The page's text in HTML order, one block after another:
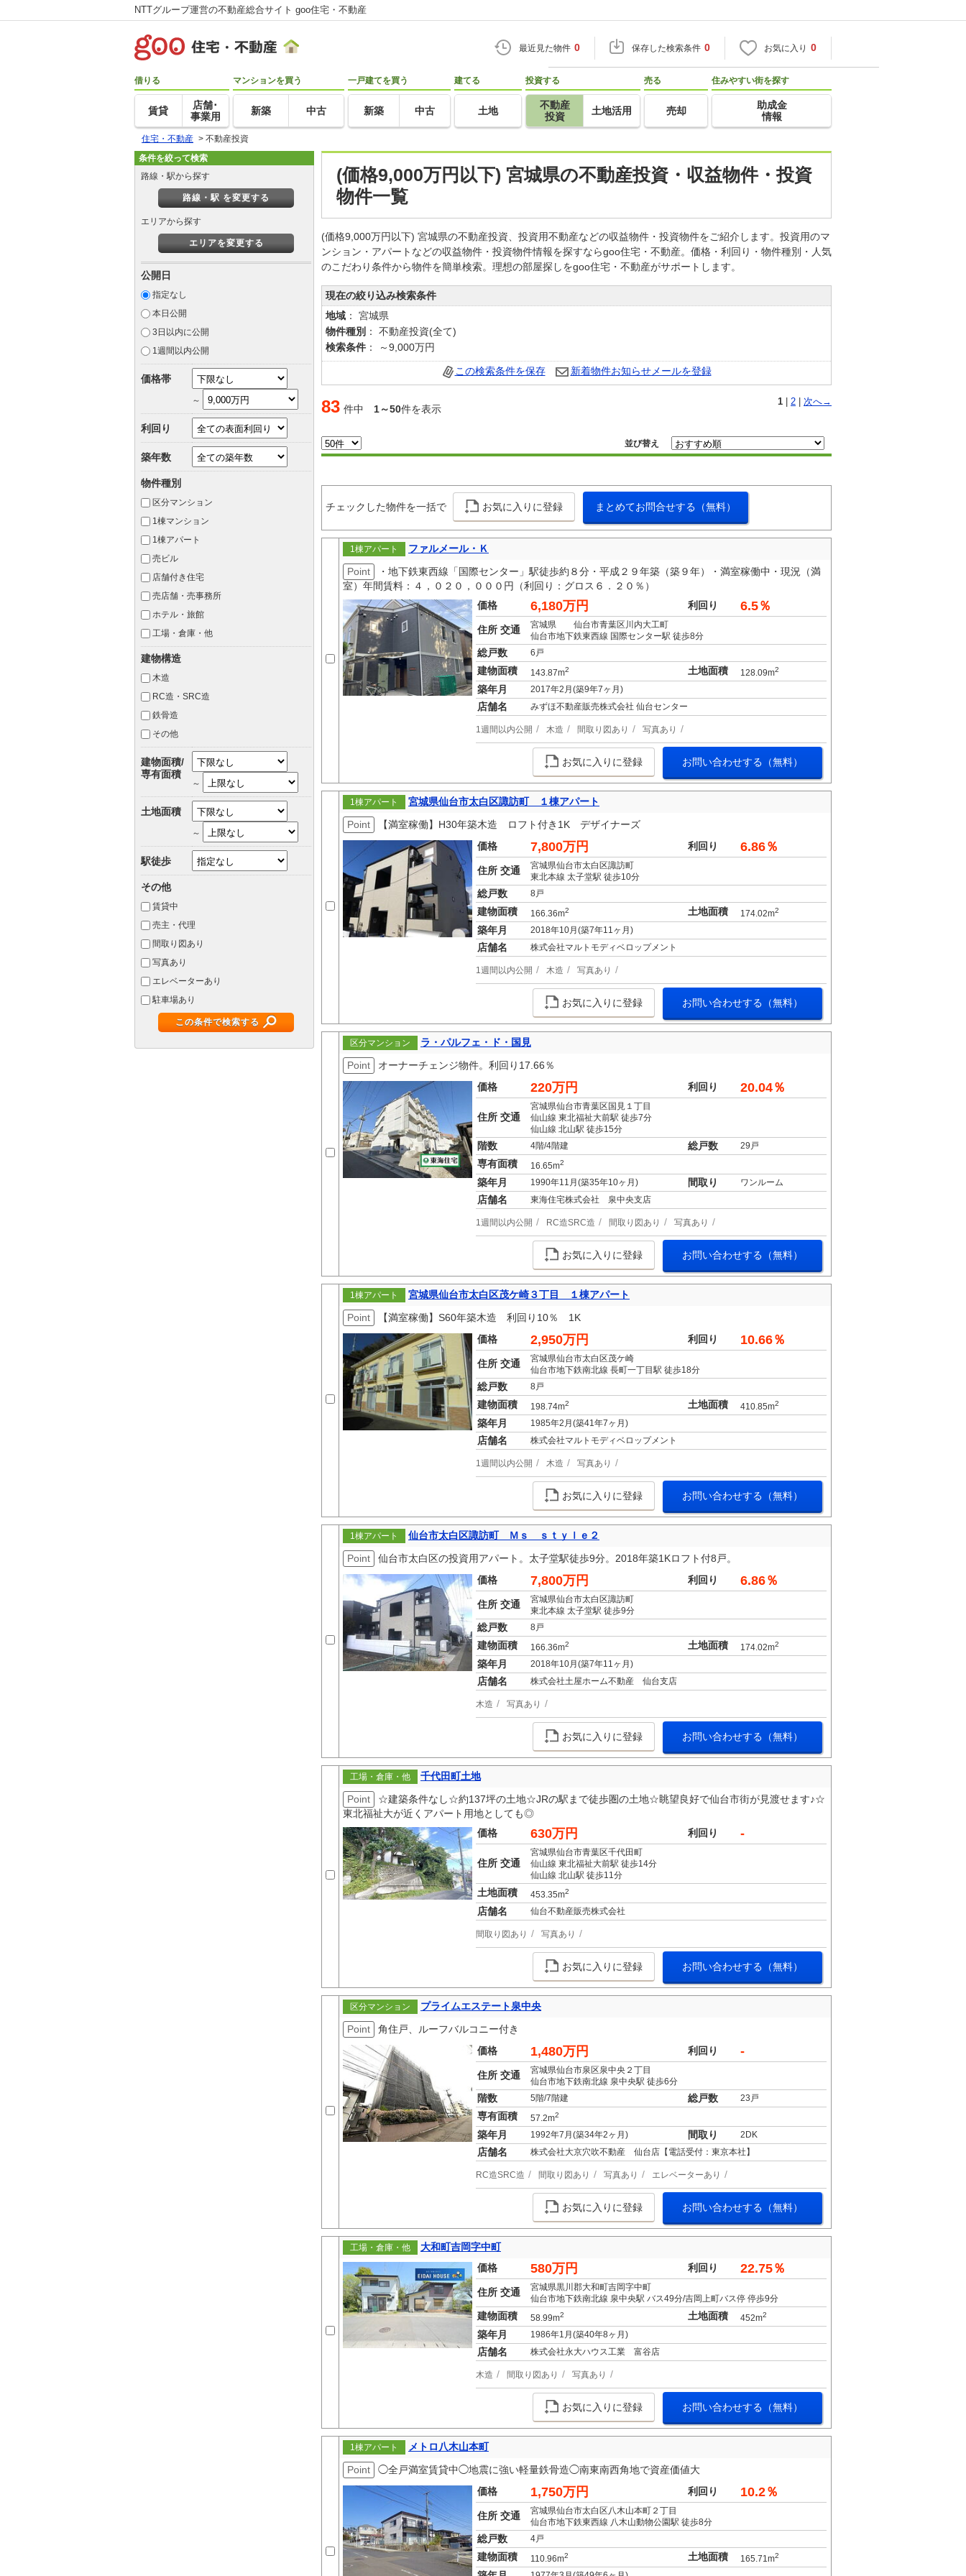
NTTグループ運営の不動産総合サイト goo住宅・不動産
最近見た物件 0 保存した検索条件 0 お気に入り 0
借りる
賃貸
店舗･
事業用
マンションを買う
新築 中古
一戸建てを買う
新築 中古
建てる
土地
投資する
不動産
投資
土地活用
売る
売却
住みやすい街を探す
助成金
情報
住宅・不動産 > 不動産投資
(価格9,000万円以下) 宮城県の不動産投資・収益物件・投資
物件一覧
(価格9,000万円以下) 宮城県の不動産投資、投資用不動産などの収益物件・投資物件をご紹介します。投資用のマ
ンション・アパートなどの収益物件・投資物件情報を探すならgoo住宅・不動産。価格・利回り・物件種別・人気
のこだわり条件から物件を簡単検索。理想の部屋探しをgoo住宅・不動産がサポートします。
現在の絞り込み検索条件
地域 ： 宮城県
物件種別 ： 不動産投資(全て)
検索条件 ： ～9,000万円
この検索条件を保存 新着物件お知らせメールを登録
83 件中 1～50件を表示
1 2 次へ→
並び替え
チェックした物件を一括で お気に入りに登録 まとめてお問合せする（無料）
1棟アパート
ファルメール・Ｋ
Point
・地下鉄東西線「国際センター」駅徒歩約８分・平成２９年築（築９年）・満室稼働中・現況（満
室）年間賃料：４，０２０，０００円（利回り：グロス６．２０％）
価格
6,180万円 利回り 6.5％
住所 交通
宮城県 仙台市青葉区川内大工町
仙台市地下鉄東西線 国際センター駅 徒歩8分
総戸数 6戸
建物面積 143.87m2 土地面積 128.09m2
築年月 2017年2月(築9年7ヶ月)
店舗名 みずほ不動産販売株式会社 仙台センター
1週間以内公開 木造 間取り図あり 写真あり
お気に入りに登録 お問い合わせする（無料）
1棟アパート
宮城県仙台市太白区諏訪町 １棟アパート
Point
【満室稼働】H30年築木造 ロフト付き1K デザイナーズ
価格
7,800万円 利回り 6.86％
住所 交通
宮城県仙台市太白区諏訪町
東北本線 太子堂駅 徒歩10分
総戸数 8戸
建物面積 166.36m2 土地面積 174.02m2
築年月 2018年10月(築7年11ヶ月)
店舗名 株式会社マルトモディベロップメント
1週間以内公開 木造 写真あり
お気に入りに登録 お問い合わせする（無料）
区分マンション
ラ・パルフェ・ド・国見
Point
オーナーチェンジ物件。利回り17.66％
価格
220万円 利回り 20.04％
住所 交通
宮城県仙台市青葉区国見１丁目
仙山線 東北福祉大前駅 徒歩7分
仙山線 北山駅 徒歩15分
階数 4階/4階建 総戸数 29戸
専有面積 16.65m2
築年月 1990年11月(築35年10ヶ月) 間取り ワンルーム
店舗名 東海住宅株式会社 泉中央支店
1週間以内公開 RC造SRC造 間取り図あり 写真あり
お気に入りに登録 お問い合わせする（無料）
1棟アパート
宮城県仙台市太白区茂ケ崎３丁目 １棟アパート
Point
【満室稼働】S60年築木造 利回り10％ 1K
価格
2,950万円 利回り 10.66％
住所 交通
宮城県仙台市太白区茂ケ崎
仙台市地下鉄南北線 長町一丁目駅 徒歩18分
総戸数 8戸
建物面積 198.74m2 土地面積 410.85m2
築年月 1985年2月(築41年7ヶ月)
店舗名 株式会社マルトモディベロップメント
1週間以内公開 木造 写真あり
お気に入りに登録 お問い合わせする（無料）
1棟アパート
仙台市太白区諏訪町 Ｍｓ ｓｔｙｌｅ２
Point
仙台市太白区の投資用アパート。太子堂駅徒歩9分。2018年築1Kロフト付8戸。
価格
7,800万円 利回り 6.86％
住所 交通
宮城県仙台市太白区諏訪町
東北本線 太子堂駅 徒歩9分
総戸数 8戸
建物面積 166.36m2 土地面積 174.02m2
築年月 2018年10月(築7年11ヶ月)
店舗名 株式会社土屋ホーム不動産 仙台支店
木造 写真あり
お気に入りに登録 お問い合わせする（無料）
工場・倉庫・他
千代田町土地
Point
☆建築条件なし☆約137坪の土地☆JRの駅まで徒歩圏の土地☆眺望良好で仙台市街が見渡せます♪☆
東北福祉大が近くアパート用地としても◎
価格
630万円 利回り -
住所 交通
宮城県仙台市青葉区千代田町
仙山線 東北福祉大前駅 徒歩14分
仙山線 北山駅 徒歩11分
土地面積 453.35m2
店舗名 仙台不動産販売株式会社
間取り図あり 写真あり
お気に入りに登録 お問い合わせする（無料）
区分マンション
プライムエステート泉中央
Point
角住戸、ルーフバルコニー付き
価格
1,480万円 利回り -
住所 交通
宮城県仙台市泉区泉中央２丁目
仙台市地下鉄南北線 泉中央駅 徒歩6分
階数 5階/7階建 総戸数 23戸
専有面積 57.2m2
築年月 1992年7月(築34年2ヶ月) 間取り 2DK
店舗名 株式会社大京穴吹不動産 仙台店【電話受付：東京本社】
RC造SRC造 間取り図あり 写真あり エレベーターあり
お気に入りに登録 お問い合わせする（無料）
工場・倉庫・他
大和町吉岡字中町
価格
580万円 利回り 22.75％
住所 交通
宮城県黒川郡大和町吉岡字中町
仙台市地下鉄南北線 泉中央駅 バス49分/吉岡上町バス停 停歩9分
建物面積 58.99m2 土地面積 452m2
築年月 1986年1月(築40年8ヶ月)
店舗名 株式会社永大ハウス工業 富谷店
木造 間取り図あり 写真あり
お気に入りに登録 お問い合わせする（無料）
1棟アパート
メトロ八木山本町
Point
◯全戸満室賃貸中◯地震に強い軽量鉄骨造◯南東南西角地で資産価値大
価格
1,750万円 利回り 10.2％
住所 交通
宮城県仙台市太白区八木山本町２丁目
仙台市地下鉄東西線 八木山動物公園駅 徒歩8分
総戸数 4戸
建物面積 110.96m2 土地面積 165.71m2
条件を絞って検索
路線・駅から探す
路線・駅 を変更する
エリアから探す
エリアを変更する
公開日
指定なし
本日公開
3日以内に公開
1週間以内公開
価格帯
～
利回り
築年数
物件種別
区分マンション
1棟マンション
1棟アパート
売ビル
店舗付き住宅
売店舗・売事務所
ホテル・旅館
工場・倉庫・他
建物構造
木造
RC造・SRC造
鉄骨造
その他
建物面積/
専有面積
～
土地面積
～
駅徒歩
その他
賃貸中
売主・代理
間取り図あり
写真あり
エレベーターあり
駐車場あり
この条件で検索する